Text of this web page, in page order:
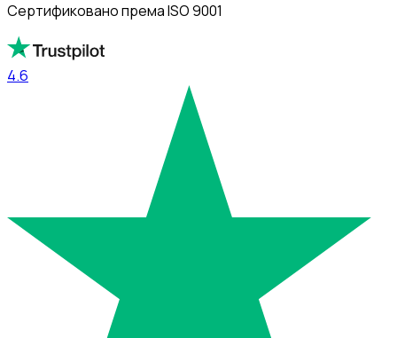
Сертификовано према ISO 9001
4.6